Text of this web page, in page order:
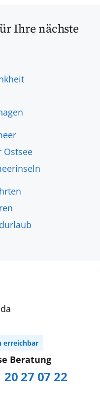
Ihre nächste
Ostsee
erreichbar
Beratung
20 27 07 22